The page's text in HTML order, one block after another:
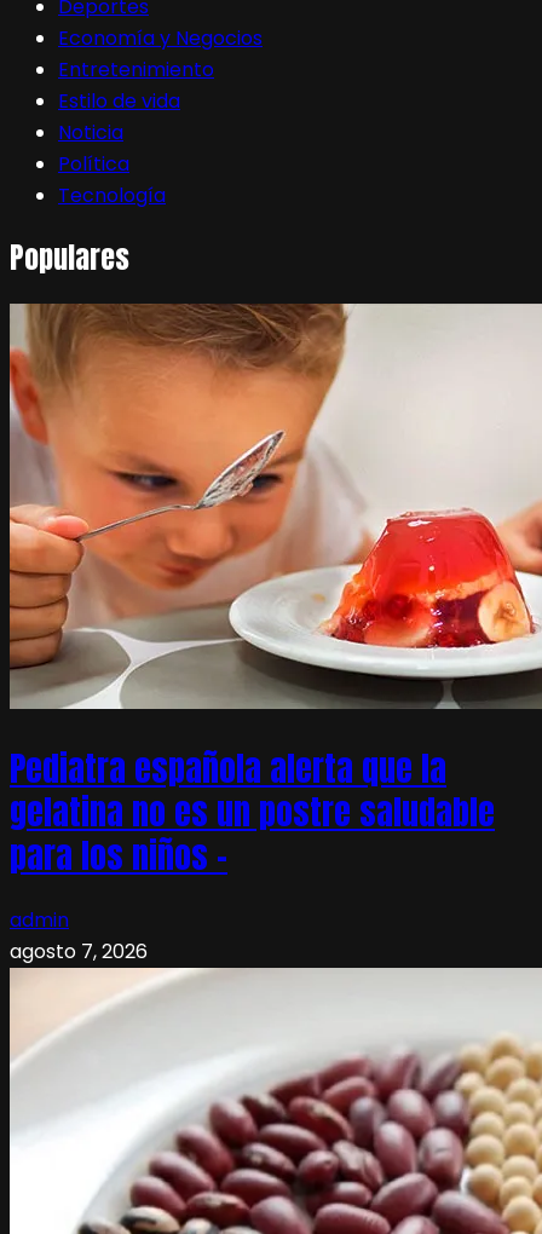
Deportes
Economía y Negocios
Entretenimiento
Estilo de vida
Noticia
Política
Tecnología
Populares
Pediatra española alerta que la
gelatina no es un postre saludable
para los niños –
admin
agosto 7, 2026